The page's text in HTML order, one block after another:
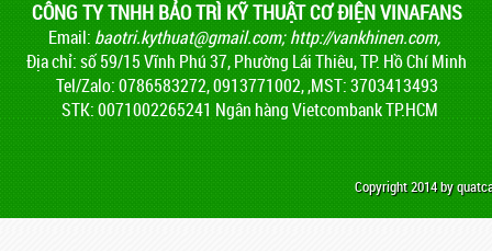
CÔNG TY TNHH BẢO TRÌ KỸ THUẬT CƠ ĐIỆN VINAFANS
Email: baotri.kythuat@gmail.com;http://vankhinen.com,
Địa chỉ: số 59/15 Vĩnh Phú 37, Phường Lái Thiêu, TP. Hồ Chí Minh
Tel/Zalo: 0786583272, 0913771002, ,MST: 3703413493
STK: 0071002265241 Ngân hàng Vietcombank TP.HCM
Copyright 2014 by